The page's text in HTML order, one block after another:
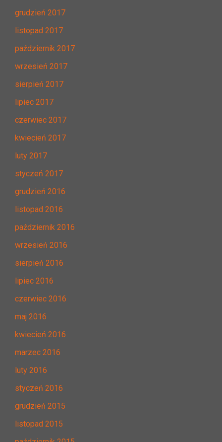
grudzień 2017
listopad 2017
październik 2017
wrzesień 2017
sierpień 2017
lipiec 2017
czerwiec 2017
kwiecień 2017
luty 2017
styczeń 2017
grudzień 2016
listopad 2016
październik 2016
wrzesień 2016
sierpień 2016
lipiec 2016
czerwiec 2016
maj 2016
kwiecień 2016
marzec 2016
luty 2016
styczeń 2016
grudzień 2015
listopad 2015